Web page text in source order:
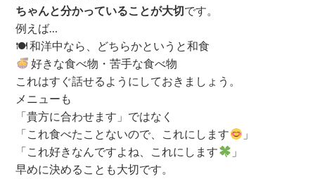
ちゃんと分かっていることが大切です。
例えば…
🍽 和洋中なら、どちらかというと和食
好きな食べ物・苦手な食べ物
これはすぐ話せるようにしておきましょう。
メニューも
「貴方に合わせます」ではなく
「これ食べたことないので、これにします
」
「これ好きなんですよね、これにします
」
早めに決めることも大切です。